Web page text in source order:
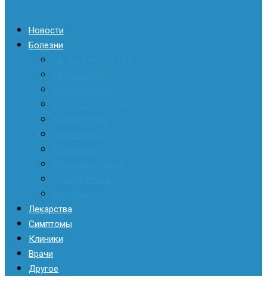
Новости
Болезни
Лекарства
Симптомы
Клиники
Врачи
Другое